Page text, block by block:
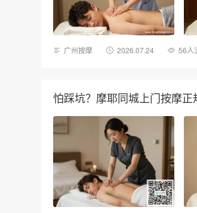
广州按摩 2026.07.24 56人
怕踩坑？摩耶同城上门按摩